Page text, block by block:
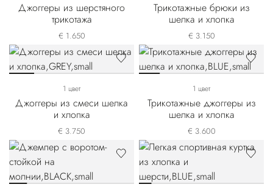
Джоггеры из шерстяного
трикотажа
€ 1.650
Трикотажные брюки из
шелка и хлопка
€ 3.150
1 цвет
Джоггеры из смеси шелка
и хлопка
€ 3.750
1 цвет
Трикотажные джоггеры из
шелка и хлопка
€ 3.600